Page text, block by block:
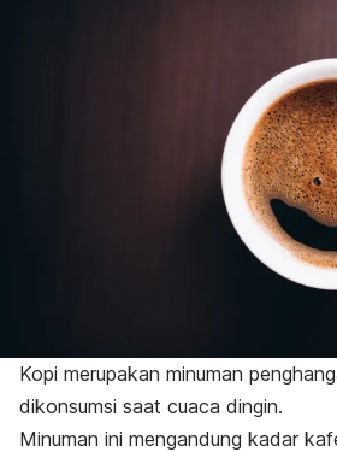
Kopi merupakan minuman
dikonsumsi saat cuaca dingin.
Minuman ini mengandung kadar